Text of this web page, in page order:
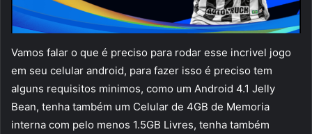
Vamos falar o que é preciso para rodar esse incrivel jogo
em seu celular android, para fazer isso é preciso tem
alguns requisitos minimos, como um Android 4.1 Jelly
Bean, tenha também um Celular de 4GB de Memoria
interna com pelo menos 1.5GB Livres, tenha também